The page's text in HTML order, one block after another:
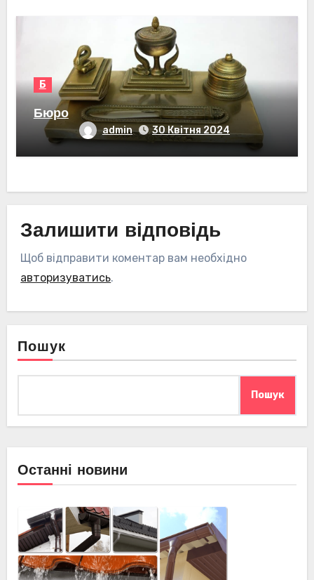
Б
Бюро
admin 30 Квітня 2024
Залишити відповідь
Щоб відправити коментар вам необхідно
авторизуватись.
Пошук
Пошук
Останні новини